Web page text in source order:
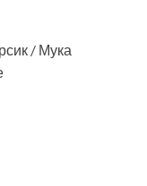
/ Мука